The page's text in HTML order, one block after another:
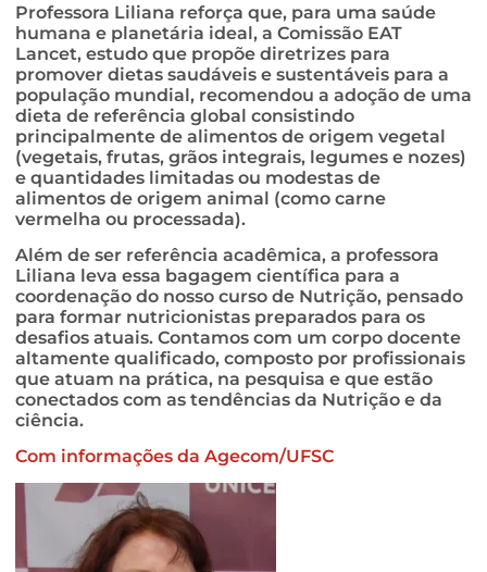
Professora Liliana reforça que, para uma saúde
humana e planetária ideal, a Comissão EAT
Lancet, estudo que propõe diretrizes para
promover dietas saudáveis e sustentáveis para a
população mundial, recomendou a adoção de uma
dieta de referência global consistindo
principalmente de alimentos de origem vegetal
(vegetais, frutas, grãos integrais, legumes e nozes)
e quantidades limitadas ou modestas de
alimentos de origem animal (como carne
vermelha ou processada).
Além de ser referência acadêmica, a professora
Liliana leva essa bagagem científica para a
coordenação do nosso curso de Nutrição, pensado
para formar nutricionistas preparados para os
desafios atuais. Contamos com um corpo docente
altamente qualificado, composto por profissionais
que atuam na prática, na pesquisa e que estão
conectados com as tendências da Nutrição e da
ciência.
Com informações da Agecom/UFSC